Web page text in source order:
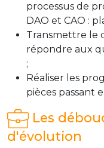
processus de
DAO et CAO :
Transmettre le
répondre aux
;
Réaliser les
pièces passant
Les
d'évolution